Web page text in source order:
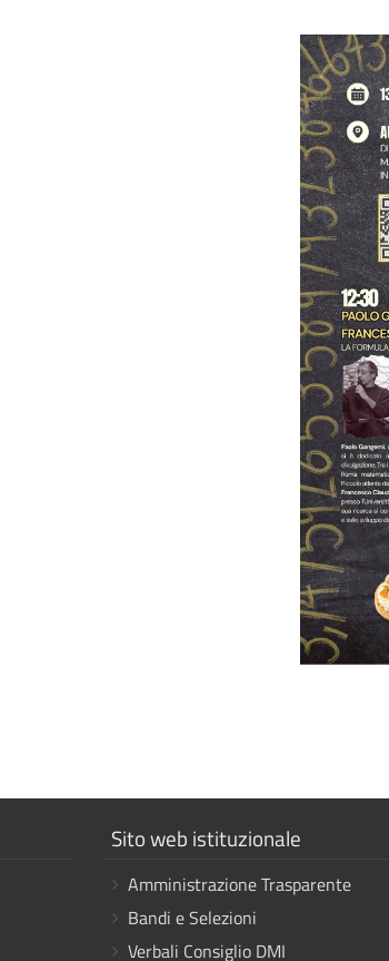
Mostra
Sito web istituzionale
Amministrazione Trasparente
Bandi e Selezioni
Verbali Consiglio DMI